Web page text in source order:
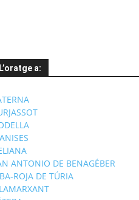
L’oratge a:
ANTONIO DE BENAGÉBER
ROJA DE TÚRIA